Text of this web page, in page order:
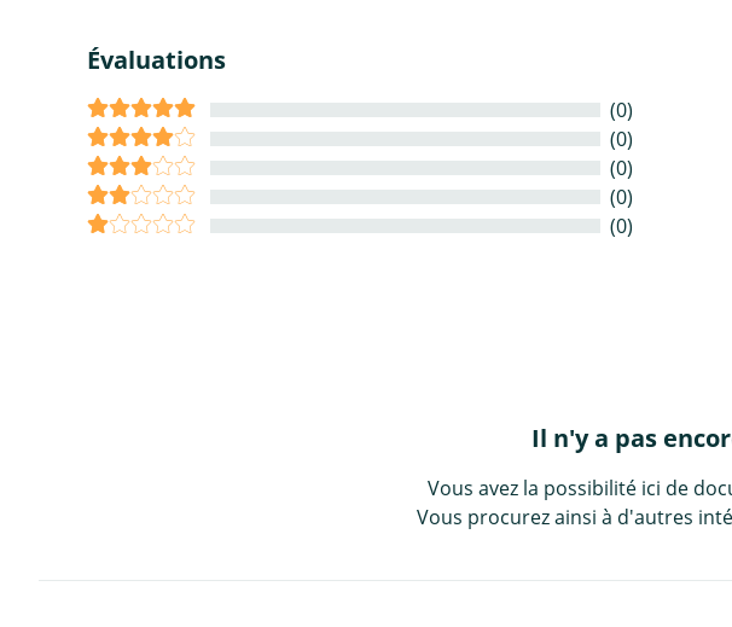
Évaluations
(0)
(0)
(0)
(0)
(0)
Il n'y a pas
Vous avez la possibilité ici de
Vous procurez ainsi à d'autres